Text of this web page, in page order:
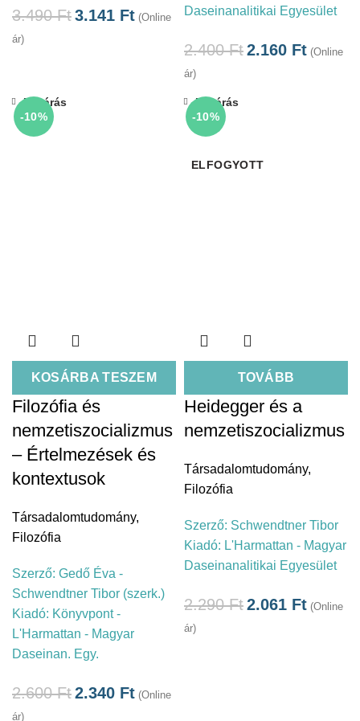
3.490Ft3.141 Ft (Online
ár)
Daseinanalitikai Egyesület
2.400Ft2.160 Ft (Online
ár)
-10%
KOSÁRBA TESZEM
Bezárás
Filozófia és
nemzetiszocializmus
– Értelmezések és
kontextusok
Társadalomtudomány,
Filozófia
Szerző: Gedő Éva -
Schwendtner Tibor (szerk.)
Kiadó: Könyvpont -
L'Harmattan - Magyar
Daseinan. Egy.
2.600Ft2.340 Ft (Online
ár)
-10%
ELFOGYOTT
TOVÁBB
Bezárás
Heidegger és a
nemzetiszocializmus
Társadalomtudomány,
Filozófia
Szerző: Schwendtner Tibor
Kiadó: L'Harmattan - Magyar
Daseinanalitikai Egyesület
2.290Ft2.061 Ft (Online
ár)